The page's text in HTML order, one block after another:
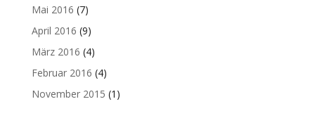
Mai 2016 (7)
April 2016 (9)
März 2016 (4)
Februar 2016 (4)
November 2015 (1)